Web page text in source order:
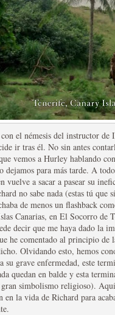
miniserie
de pilotos de
el némesis del instructor
ir tras él. No sin antes
vemos a Hurley hablando
dejamos para más tarde. A
vuelve a sacar a pasear su
no sabe nada (estas tú
de menos un flashback
Canarias, en El Socorro de
decir que me haya dado la
he comentado al principio
Olvidando esto, hemos
su grave enfermedad, este
quedan en balde y esta
simbolismo religioso).
en la vida de Richard para